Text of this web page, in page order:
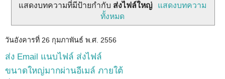
แสดงบทความที่มีป้ายกำกับ ส่งไฟล์ใหญ่
แสดงบทความ
ทั้งหมด
วันอังคารที่ 26 กุมภาพันธ์ พ.ศ. 2556
ส่ง Email แนบไฟล์ ส่งไฟล์
ขนาดใหญ่มากผ่านอีเมล์ ภายใต้